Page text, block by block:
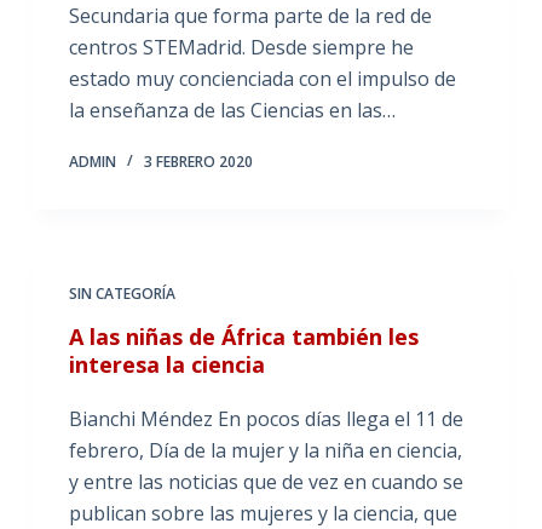
Secundaria que forma parte de la red de
centros STEMadrid. Desde siempre he
estado muy concienciada con el impulso de
la enseñanza de las Ciencias en las…
ADMIN 3 FEBRERO 2020
SIN CATEGORÍA
A las niñas de África también les
interesa la ciencia
Bianchi Méndez En pocos días llega el 11 de
febrero, Día de la mujer y la niña en ciencia,
y entre las noticias que de vez en cuando se
publican sobre las mujeres y la ciencia, que